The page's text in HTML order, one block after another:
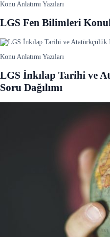
Konu Anlatımı Yazıları
LGS Fen Bilimleri
Konu Anlatımı Yazıları
LGS İnkılap Tarihi ve
Soru Dağılımı